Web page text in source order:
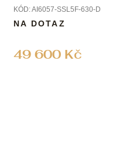
KÓD:AI6057-SSL5F-630-D
49 600 Kč
NA DOTAZ